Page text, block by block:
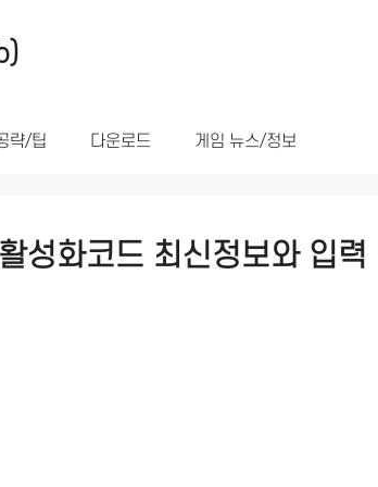
략/팁 다운로드 게임 뉴스/정보
성화코드 최신정보와 입력